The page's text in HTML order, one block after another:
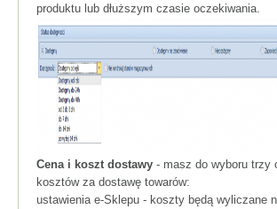
produktu lub dłuższym czasie oczekiwania.
Cena i koszt dostawy - masz do wyboru trzy
kosztów za dostawę towarów:
ustawienia e-Sklepu - koszty będą wyliczane